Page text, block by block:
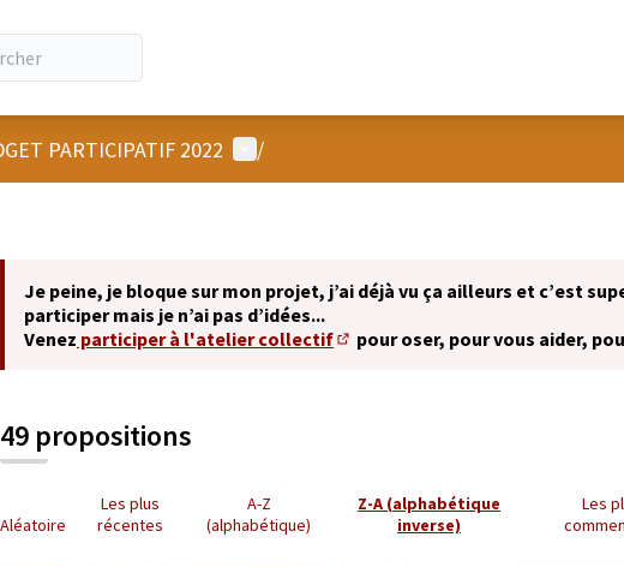
PARTICIPATIF 2022 Menu utilisateur
/
Je peine, je bloque sur mon projet, j’ai déjà vu ça ailleurs et c’est
participer mais je n’ai pas d’idées...
Venez participer à l'atelier collectif
(S'ouvre dans un nouvel onglet)
pour oser, pour vous aider,
49 propositions
Aléatoire
Les plus
récentes
A-Z
(alphabétique)
Z-A (alphabétique
inverse)
Les